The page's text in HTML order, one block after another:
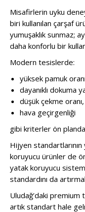
Misafirlerin uyku
biri kullanılan çarşaf
yumuşaklık sunmaz;
daha konforlu bir
Modern tesislerde:
yüksek pamuk
dayanıklı dokuma
düşük çekme oranı,
hava geçirgenliği
gibi kriterler ön
Hijyen
koruyucu ürünler de
yatak koruyucu
standardını da
Uludağ’daki
artık standart hale